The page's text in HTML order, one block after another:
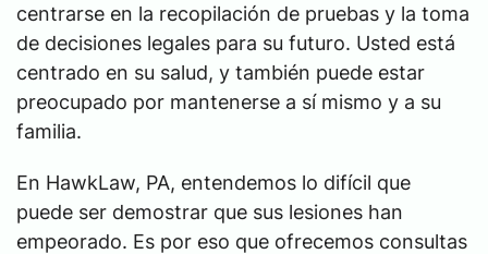
centrarse en la recopilación de pruebas y la toma
de decisiones legales para su futuro. Usted está
centrado en su salud, y también puede estar
preocupado por mantenerse a sí mismo y a su
familia.
En HawkLaw, PA, entendemos lo difícil que
puede ser demostrar que sus lesiones han
empeorado. Es por eso que ofrecemos consultas